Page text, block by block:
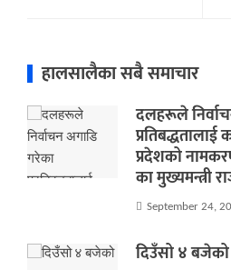
हालसालैका सबै समाचार
दलहरूले
प्रतिबद्धतालाई
प्रदेशको
का मुख्यमन्त्री
September 24,
दिउँसो ४